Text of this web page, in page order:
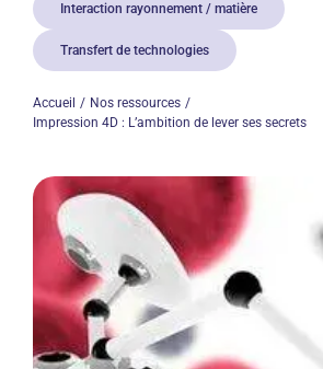
Interaction rayonnement / matière
Transfert de technologies
Accueil
Nos ressources
Impression 4D : L’ambition de lever ses secrets